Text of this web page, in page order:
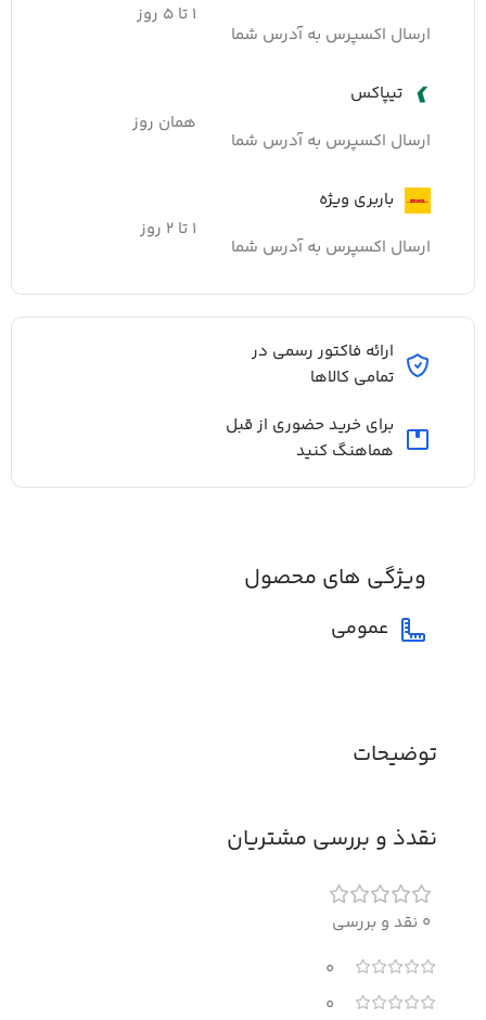
ارسال اکسپرس به آدرس شما
۱ تا ۵ روز
تیپاکس
ارسال اکسپرس به آدرس شما
همان روز
باربری ویژه
ارسال اکسپرس به آدرس شما
۱ تا ۲ روز
ارائه فاکتور رسمی در
تمامی کالاها
برای خرید حضوری از قبل
هماهنگ کنید
توضیحات
ویژگی های محصول
عمومی
نقدذ و بررسی مشتریان
0 نقد و بررسی
0
0